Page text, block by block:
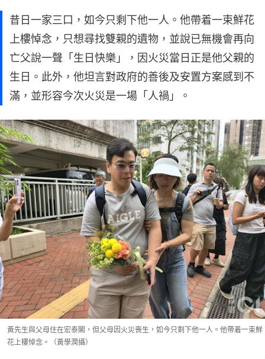
昔日一家三口，如今只剩下他一人。他帶着一束鮮花
上樓悼念，只想尋找雙親的遺物，並說已無機會再向
亡父說一聲「生日快樂」，因火災當日正是他父親的
生日。此外，他坦言對政府的善後及安置方案感到不
滿，並形容今次火災是一場「人禍」。
黃先生與父母住在宏泰閣，但父母因火災喪生，如今只剩下他一人。他帶着一束鮮
花上樓悼念。（黃學潤攝）